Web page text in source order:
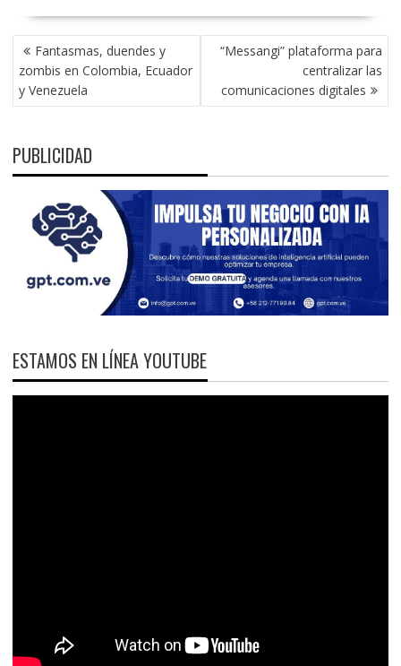
NAVEGACIÓN
DE
ENTRADAS
Fantasmas, duendes y
zombis en Colombia, Ecuador
y Venezuela
“Messangi” plataforma para
centralizar las
comunicaciones digitales
PUBLICIDAD
ESTAMOS EN LÍNEA YOUTUBE